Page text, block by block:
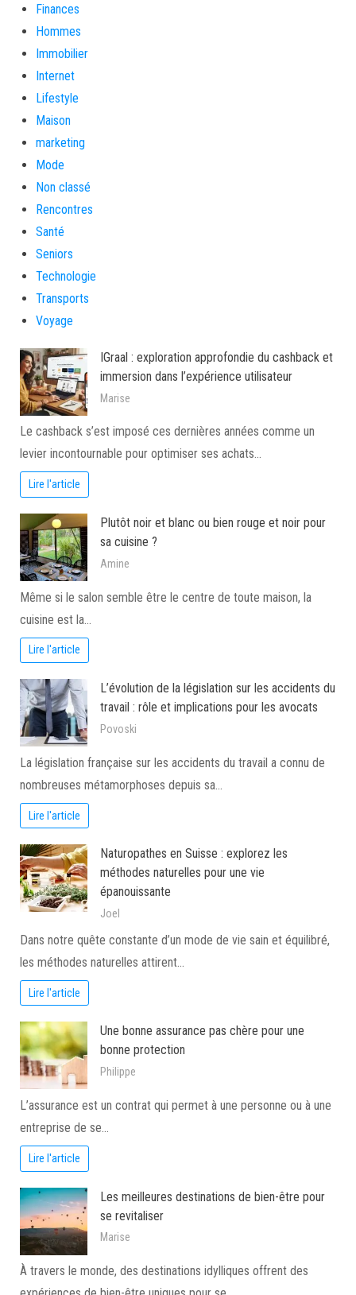
Finances
Hommes
Immobilier
Internet
Lifestyle
Maison
marketing
Mode
Non classé
Rencontres
Santé
Seniors
Technologie
Transports
Voyage
IGraal : exploration approfondie du cashback et
immersion dans l’expérience utilisateur
Marise
Le cashback s’est imposé ces dernières années comme un
levier incontournable pour optimiser ses achats…
Lire l'article
Plutôt noir et blanc ou bien rouge et noir pour
sa cuisine ?
Amine
Même si le salon semble être le centre de toute maison, la
cuisine est la…
Lire l'article
L’évolution de la législation sur les accidents du
travail : rôle et implications pour les avocats
Povoski
La législation française sur les accidents du travail a connu de
nombreuses métamorphoses depuis sa…
Lire l'article
Naturopathes en Suisse : explorez les
méthodes naturelles pour une vie
épanouissante
Joel
Dans notre quête constante d’un mode de vie sain et équilibré,
les méthodes naturelles attirent…
Lire l'article
Une bonne assurance pas chère pour une
bonne protection
Philippe
L’assurance est un contrat qui permet à une personne ou à une
entreprise de se…
Lire l'article
Les meilleures destinations de bien-être pour
se revitaliser
Marise
À travers le monde, des destinations idylliques offrent des